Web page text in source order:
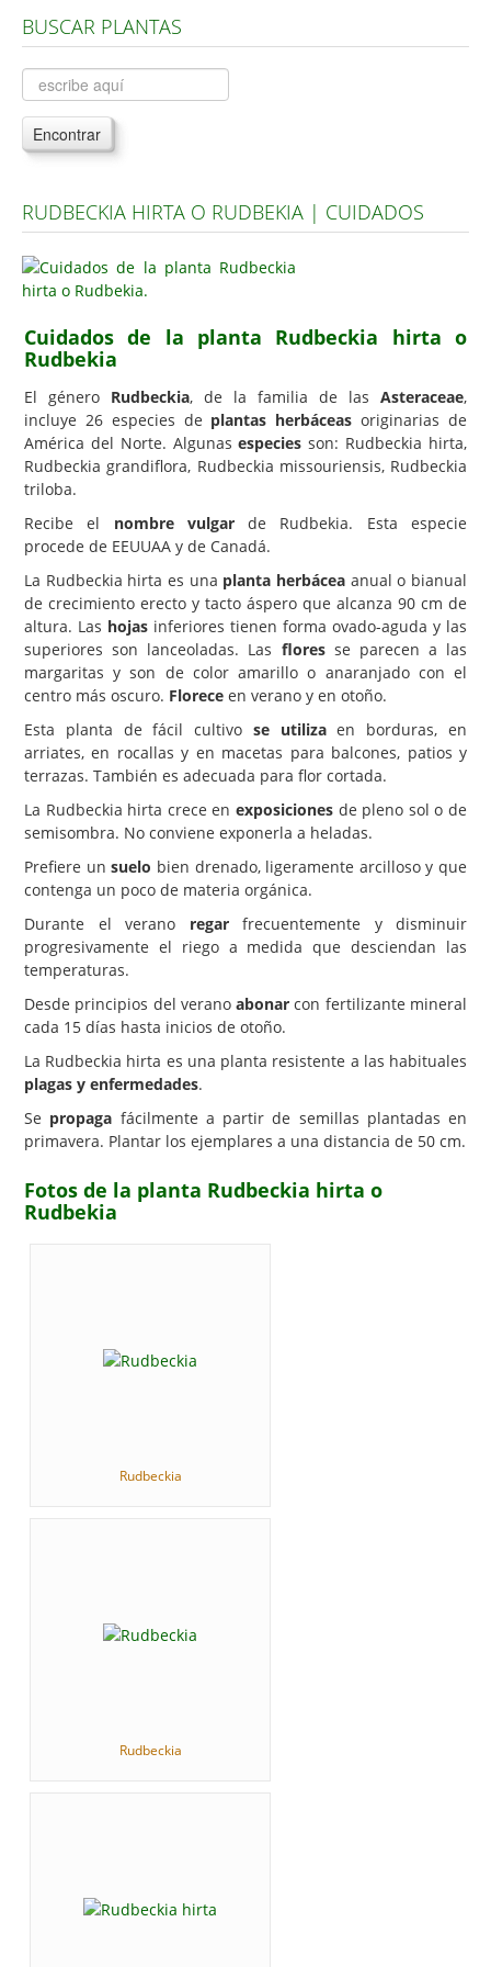
Árboles, Cicas y Palmeras de la G a la Z
Plantas Anuales y Perennes
Plantas Bulbosas y Acuáticas
Plantas de Interior
Plantas Aromáticas y de Huerto
Plantas Carnívoras y Orquídeas
Consejos
Hemisferio Norte
Hemisferio Sur
Enfermedades
Animales
Hongos
Carencias
Flores y Plantas
Árboles y Palmeras
Arbustos y Trepadoras
Cactus y Suculentas
BUSCAR PLANTAS
Encontrar
RUDBECKIA HIRTA O RUDBEKIA | CUIDADOS
Cuidados de la planta Rudbeckia hirta o
Rudbekia
El género Rudbeckia, de la familia de las Asteraceae,
incluye 26 especies de plantas herbáceas originarias de
América del Norte. Algunasespecies son: Rudbeckia hirta,
Rudbeckia grandiflora, Rudbeckia missouriensis, Rudbeckia
triloba.
Recibe el nombre vulgarde Rudbekia. Esta especie
procede de EEUUAA y de Canadá.
La Rudbeckia hirta es una planta herbácea anual o bianual
de crecimiento erecto y tacto áspero que alcanza 90 cm de
altura. Las hojas inferiores tienen forma ovado-aguda y las
superiores son lanceoladas. Las floresse parecen a las
margaritas y son de color amarillo o anaranjado con el
centro más oscuro. Florece en verano y en otoño.
Esta planta de fácil cultivo se utilizaen borduras, en
arriates, en rocallas y en macetas para balcones, patios y
terrazas. También es adecuada para flor cortada.
La Rudbeckia hirta crece en exposiciones de pleno sol o de
semisombra. No conviene exponerla a heladas.
Prefiere unsuelo bien drenado, ligeramente arcilloso y que
contenga un poco de materia orgánica.
Durante el verano regarfrecuentemente y disminuir
progresivamente el riego a medida que desciendan las
temperaturas.
Desde principios del veranoabonar con fertilizante mineral
cada 15 días hasta inicios de otoño.
La Rudbeckia hirta es una planta resistente a las habituales
plagas y enfermedades.
Se propaga fácilmente a partir de semillas plantadas en
primavera. Plantar los ejemplares a una distancia de 50 cm.
Fotos de la planta Rudbeckia hirta o
Rudbekia
Rudbeckia
Rudbeckia